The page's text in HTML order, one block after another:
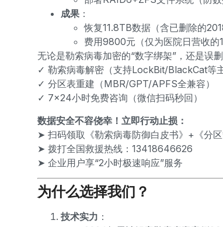
成果 ：
恢复11.8TB数据（含已删除的
费用9800元（仅为医院日营收的
无论是勒索病毒加密的“数字绑架”，还是误
✓ 勒索病毒解密（支持LockBit/BlackCat等主
✓ 分区表重建（MBR/GPT/APFS全兼容）
✓ 7×24小时免费咨询（微信扫码秒回）
数据安全不容侥幸！立即行动止损：
➤ 扫码领取《勒索病毒防御白皮书》+《分区
➤ 拨打全国救援热线：13418646626
➤ 企业用户享“2小时极速响应”服务
为什么选择我们？
技术实力 ：